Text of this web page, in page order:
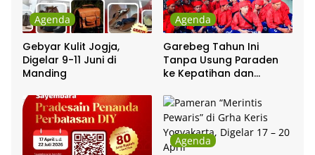
Agenda
Gebyar Kulit Jogja,
Digelar 9-11 Juni di
Manding
Agenda
Garebeg Tahun Ini
Tanpa Usung Paraden
ke Kepatihan dan
Agenda